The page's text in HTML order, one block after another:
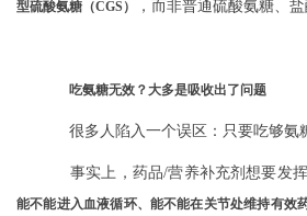
型硫酸氨糖（CGS） ，而非普通硫酸氨糖、盐
吃氨糖无效？大多是吸收出了问题
很多人陷入一个误区：只要吃够氨
事实上，药品/营养补充剂想要发挥
能不能进入血液循环、能不能在关节处维持有效